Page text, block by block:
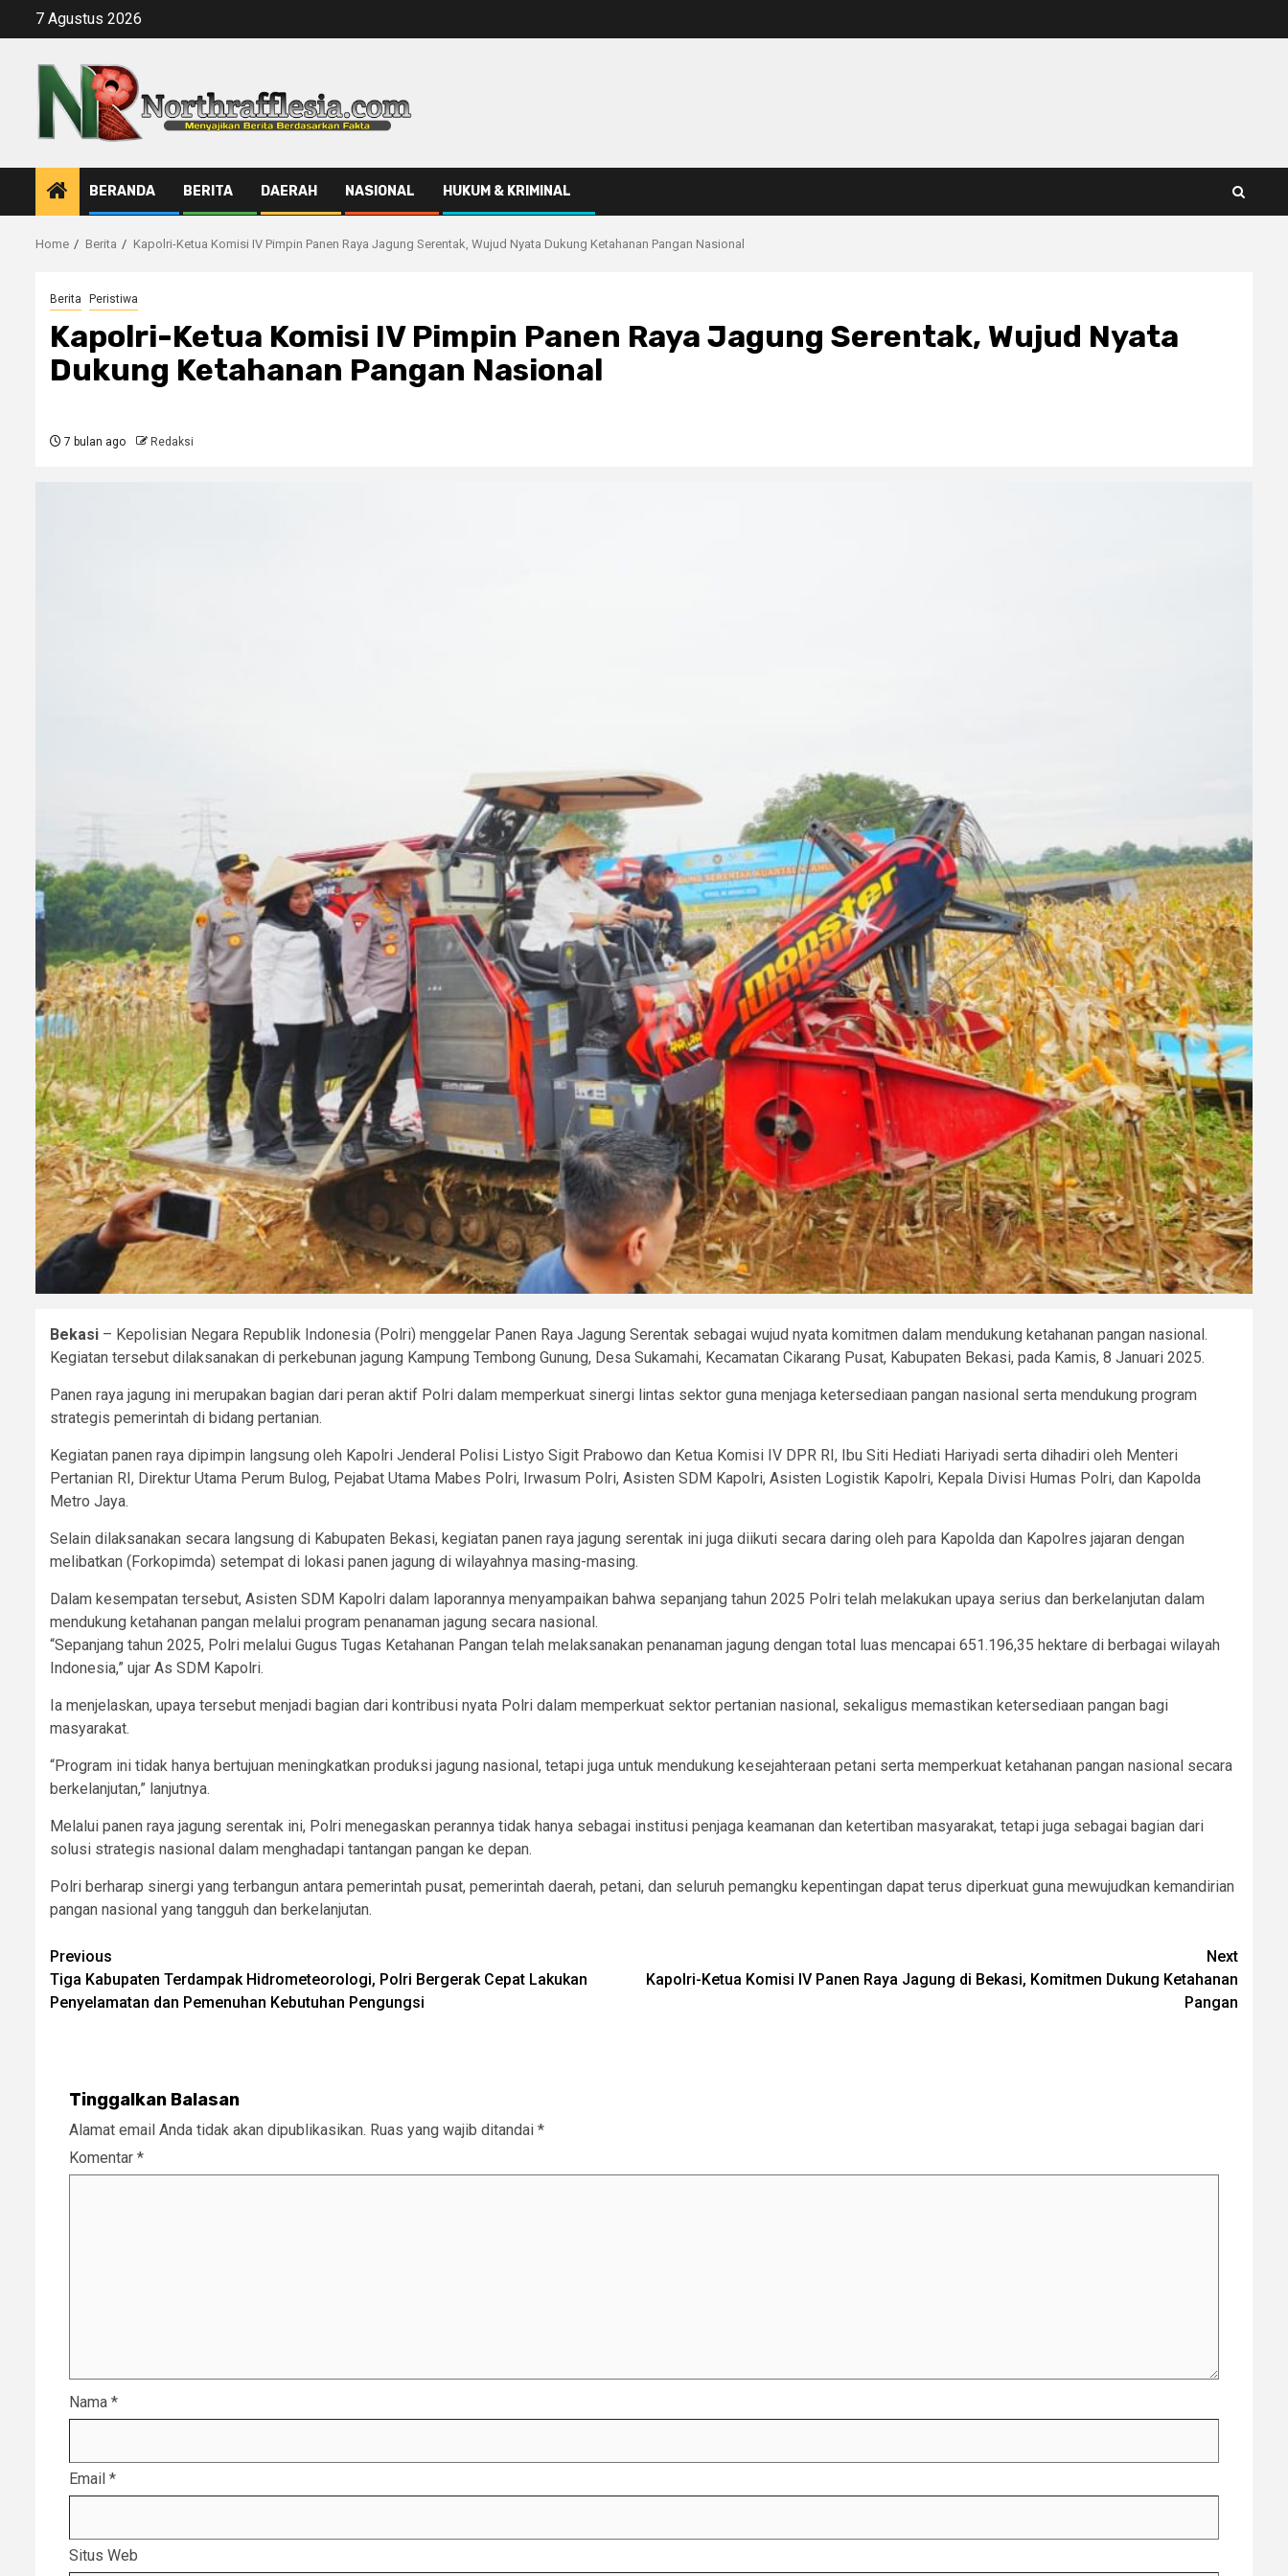
7 Agustus 2026
BERANDA BERITA DAERAH NASIONAL HUKUM & KRIMINAL
Home Berita Kapolri-Ketua Komisi IV Pimpin Panen Raya Jagung Serentak, Wujud Nyata Dukung Ketahanan Pangan Nasional
Berita Peristiwa
Kapolri-Ketua Komisi IV Pimpin Panen Raya Jagung Serentak, Wujud Nyata
Dukung Ketahanan Pangan Nasional
7 bulan ago Redaksi
Bekasi – Kepolisian Negara Republik Indonesia (Polri) menggelar Panen Raya Jagung Serentak sebagai wujud nyata komitmen dalam mendukung ketahanan pangan nasional.
Kegiatan tersebut dilaksanakan di perkebunan jagung Kampung Tembong Gunung, Desa Sukamahi, Kecamatan Cikarang Pusat, Kabupaten Bekasi, pada Kamis, 8 Januari 2025.
Panen raya jagung ini merupakan bagian dari peran aktif Polri dalam memperkuat sinergi lintas sektor guna menjaga ketersediaan pangan nasional serta mendukung program
strategis pemerintah di bidang pertanian.
Kegiatan panen raya dipimpin langsung oleh Kapolri Jenderal Polisi Listyo Sigit Prabowo dan Ketua Komisi IV DPR RI, Ibu Siti Hediati Hariyadi serta dihadiri oleh Menteri
Pertanian RI, Direktur Utama Perum Bulog, Pejabat Utama Mabes Polri, Irwasum Polri, Asisten SDM Kapolri, Asisten Logistik Kapolri, Kepala Divisi Humas Polri, dan Kapolda
Metro Jaya.
Selain dilaksanakan secara langsung di Kabupaten Bekasi, kegiatan panen raya jagung serentak ini juga diikuti secara daring oleh para Kapolda dan Kapolres jajaran dengan
melibatkan (Forkopimda) setempat di lokasi panen jagung di wilayahnya masing-masing.
Dalam kesempatan tersebut, Asisten SDM Kapolri dalam laporannya menyampaikan bahwa sepanjang tahun 2025 Polri telah melakukan upaya serius dan berkelanjutan dalam
mendukung ketahanan pangan melalui program penanaman jagung secara nasional.
“Sepanjang tahun 2025, Polri melalui Gugus Tugas Ketahanan Pangan telah melaksanakan penanaman jagung dengan total luas mencapai 651.196,35 hektare di berbagai wilayah
Indonesia,” ujar As SDM Kapolri.
Ia menjelaskan, upaya tersebut menjadi bagian dari kontribusi nyata Polri dalam memperkuat sektor pertanian nasional, sekaligus memastikan ketersediaan pangan bagi
masyarakat.
“Program ini tidak hanya bertujuan meningkatkan produksi jagung nasional, tetapi juga untuk mendukung kesejahteraan petani serta memperkuat ketahanan pangan nasional secara
berkelanjutan,” lanjutnya.
Melalui panen raya jagung serentak ini, Polri menegaskan perannya tidak hanya sebagai institusi penjaga keamanan dan ketertiban masyarakat, tetapi juga sebagai bagian dari
solusi strategis nasional dalam menghadapi tantangan pangan ke depan.
Polri berharap sinergi yang terbangun antara pemerintah pusat, pemerintah daerah, petani, dan seluruh pemangku kepentingan dapat terus diperkuat guna mewujudkan kemandirian
pangan nasional yang tangguh dan berkelanjutan.
Post
navigation
Previous
Tiga Kabupaten Terdampak Hidrometeorologi, Polri Bergerak Cepat Lakukan
Penyelamatan dan Pemenuhan Kebutuhan Pengungsi
Next
Kapolri-Ketua Komisi IV Panen Raya Jagung di Bekasi, Komitmen Dukung Ketahanan
Pangan
Tinggalkan Balasan
Alamat email Anda tidak akan dipublikasikan. Ruas yang wajib ditandai *
Komentar *
Nama *
Email *
Situs Web